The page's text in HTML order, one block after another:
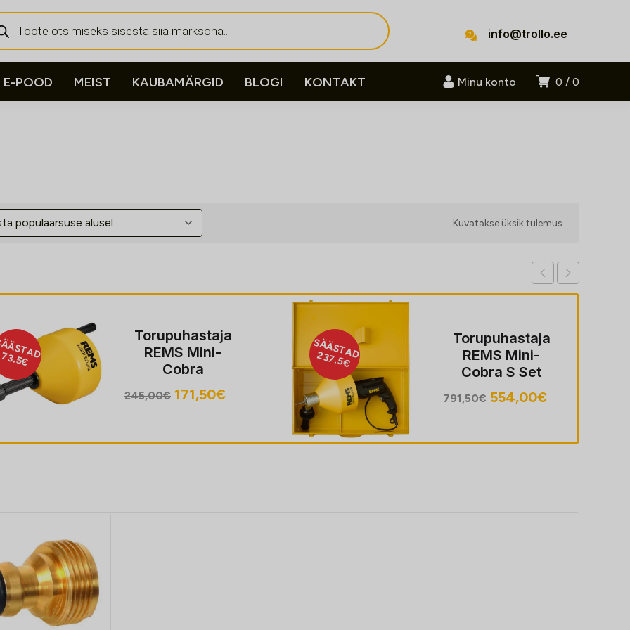
info@trollo.ee
0 0
Minu konto
E-POOD MEIST KAUBAMÄRGID BLOGI KONTAKT
Kuvatakse üksik tulemus
Torupuhastaja
REMS Mini-
Cobra
245,00€ Algne
171,50€Praegune
SÄÄSTAD
237.5€
Torupuhastaja
REMS Mini-
Cobra S Set
791,50€ Algne
791,50€.
554,00€Praegune
554,00€.